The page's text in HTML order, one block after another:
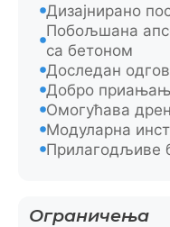
Дизајнирано
Побољшана
са бетоном
Доследан
Добро
Омогућава
Модуларна
Прилагодљиве
Ограничења